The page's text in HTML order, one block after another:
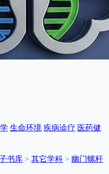
生命环境 疾病诊疗 医药健
书库 > 其它学科 > 幽门螺杆